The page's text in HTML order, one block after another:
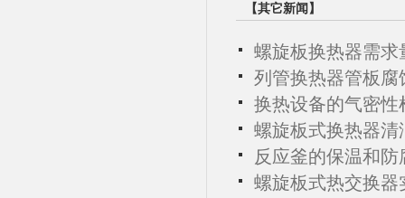
【其它新闻】
螺旋板换热器需求
列管换热器管板腐
换热设备的气密性
螺旋板式换热器清
反应釜的保温和防
螺旋板式热交换